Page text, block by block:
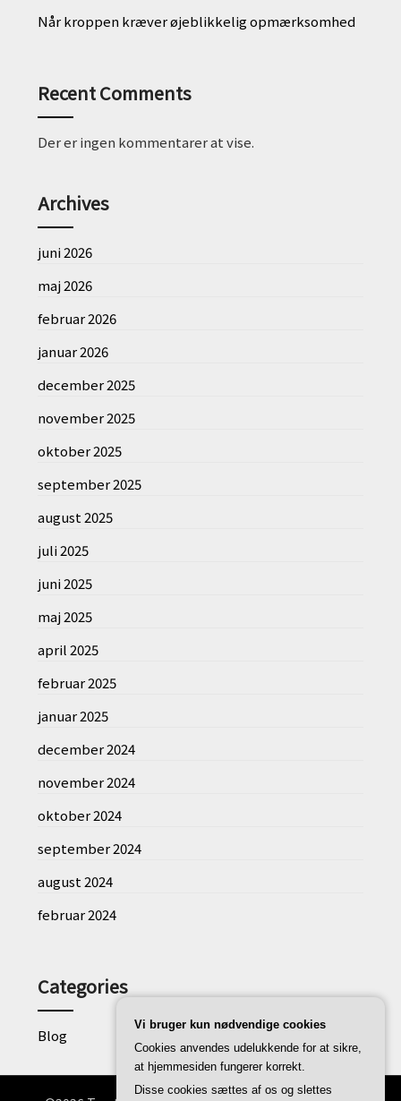
Når kroppen kræver øjeblikkelig opmærksomhed
Recent Comments
Der er ingen kommentarer at vise.
Archives
juni 2026
maj 2026
februar 2026
januar 2026
december 2025
november 2025
oktober 2025
september 2025
august 2025
juli 2025
juni 2025
maj 2025
april 2025
februar 2025
januar 2025
december 2024
november 2024
oktober 2024
september 2024
august 2024
februar 2024
Categories
Blog
Vi bruger kun nødvendige cookies
Cookies anvendes udelukkende for at sikre,
at hjemmesiden fungerer korrekt.
Disse cookies sættes af os og slettes